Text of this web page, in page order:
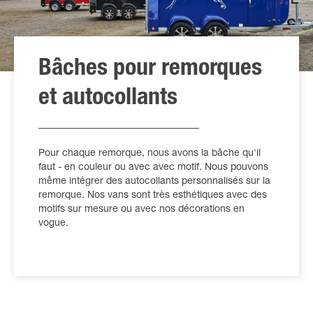
Bâches pour remorques
et autocollants
Pour chaque remorque, nous avons la bâche qu'il
faut - en couleur ou avec avec motif. Nous pouvons
même intégrer des autocollants personnalisés sur la
remorque. Nos vans sont très esthétiques avec des
motifs sur mesure ou avec nos décorations en
vogue.